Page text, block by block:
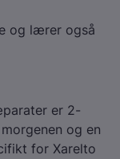
og lærer også
er 2-
og en
for Xarelto